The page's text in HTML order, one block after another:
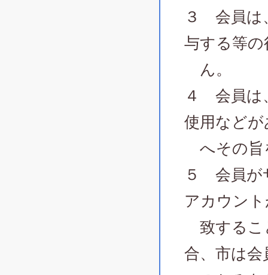
３ 会員は
与する等
ん。
４ 会員は
使用など
へその旨
５ 会員が
アカウン
致するこ
合、市は